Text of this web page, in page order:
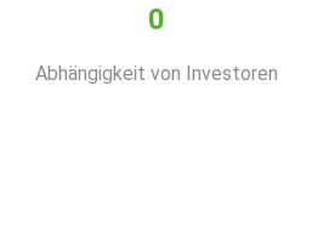
0
Abhängigkeit von Investoren